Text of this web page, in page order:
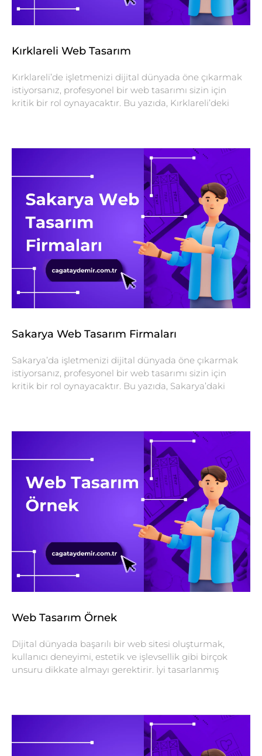
Kırklareli Web Tasarım
Kırklareli’de işletmenizi dijital dünyada öne çıkarmak
istiyorsanız, profesyonel bir web tasarımı sizin için
kritik bir rol oynayacaktır. Bu yazıda, Kırklareli’deki
Sakarya Web Tasarım Firmaları
Sakarya’da işletmenizi dijital dünyada öne çıkarmak
istiyorsanız, profesyonel bir web tasarımı sizin için
kritik bir rol oynayacaktır. Bu yazıda, Sakarya’daki
Web Tasarım Örnek
Dijital dünyada başarılı bir web sitesi oluşturmak,
kullanıcı deneyimi, estetik ve işlevsellik gibi birçok
unsuru dikkate almayı gerektirir. İyi tasarlanmış